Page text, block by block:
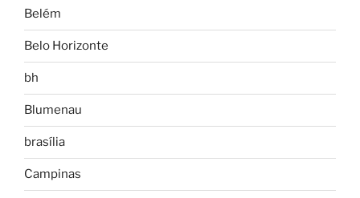
Belém
Belo Horizonte
bh
Blumenau
brasília
Campinas